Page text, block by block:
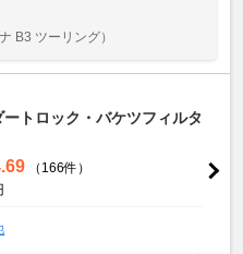
B3 ツーリング）
トロック・バケツフィルタ
（166件）